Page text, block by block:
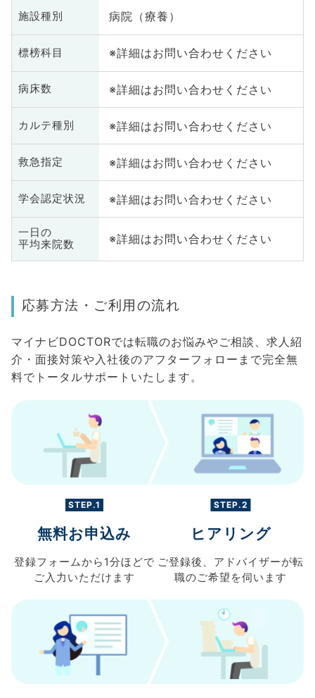
施設種別 病院（療養）
標榜科目 ※詳細はお問い合わせください
病床数 ※詳細はお問い合わせください
カルテ種別 ※詳細はお問い合わせください
救急指定 ※詳細はお問い合わせください
学会認定状況 ※詳細はお問い合わせください
一日の
平均来院数
※詳細はお問い合わせください
応募方法・ご利用の流れ
マイナビDOCTORでは転職のお悩みやご相談、求人紹
介・面接対策や入社後のアフターフォローまで完全無
料でトータルサポートいたします。
STEP.1
無料お申込み
登録フォームから 1分ほどで
ご入力 いただけます
STEP.2
ヒアリング
ご登録後、 アドバイザーが転
職のご希望を伺います